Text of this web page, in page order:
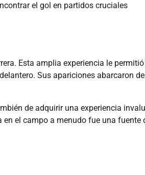
el gol en partidos cruciales
Esta amplia experiencia le permitió
Sus apariciones abarcaron
de adquirir una experiencia
el campo a menudo fue una fuente